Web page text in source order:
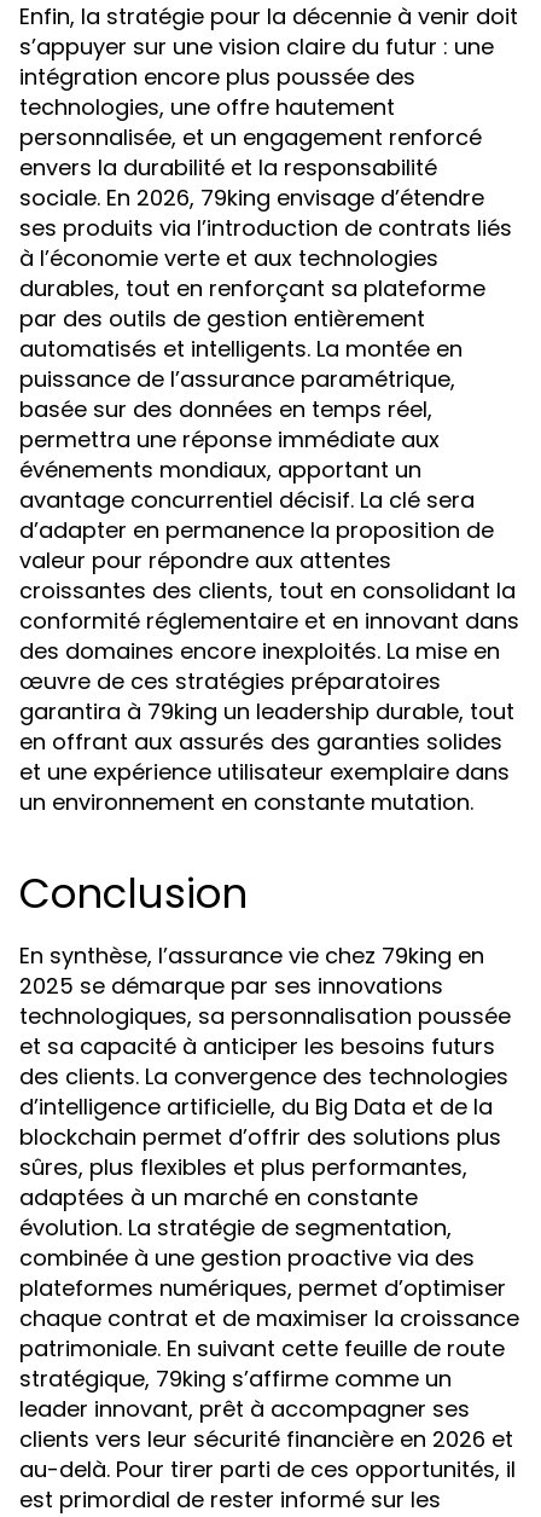
Enfin, la stratégie pour la décennie à venir doit
s’appuyer sur une vision claire du futur : une
intégration encore plus poussée des
technologies, une offre hautement
personnalisée, et un engagement renforcé
envers la durabilité et la responsabilité
sociale. En 2026, 79king envisage d’étendre
ses produits via l’introduction de contrats liés
à l’économie verte et aux technologies
durables, tout en renforçant sa plateforme
par des outils de gestion entièrement
automatisés et intelligents. La montée en
puissance de l’assurance paramétrique,
basée sur des données en temps réel,
permettra une réponse immédiate aux
événements mondiaux, apportant un
avantage concurrentiel décisif. La clé sera
d’adapter en permanence la proposition de
valeur pour répondre aux attentes
croissantes des clients, tout en consolidant la
conformité réglementaire et en innovant dans
des domaines encore inexploités. La mise en
œuvre de ces stratégies préparatoires
garantira à 79king un leadership durable, tout
en offrant aux assurés des garanties solides
et une expérience utilisateur exemplaire dans
un environnement en constante mutation.
Conclusion
En synthèse, l’assurance vie chez 79king en
2025 se démarque par ses innovations
technologiques, sa personnalisation poussée
et sa capacité à anticiper les besoins futurs
des clients. La convergence des technologies
d’intelligence artificielle, du Big Data et de la
blockchain permet d’offrir des solutions plus
sûres, plus flexibles et plus performantes,
adaptées à un marché en constante
évolution. La stratégie de segmentation,
combinée à une gestion proactive via des
plateformes numériques, permet d’optimiser
chaque contrat et de maximiser la croissance
patrimoniale. En suivant cette feuille de route
stratégique, 79king s’affirme comme un
leader innovant, prêt à accompagner ses
clients vers leur sécurité financière en 2026 et
au-delà. Pour tirer parti de ces opportunités, il
est primordial de rester informé sur les